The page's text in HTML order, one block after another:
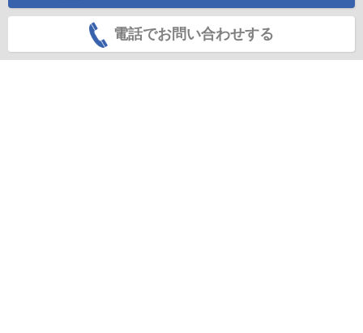
電話でお問い合わせする